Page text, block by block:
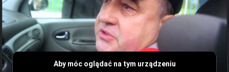
Aby móc oglądać na tym urządzeniu